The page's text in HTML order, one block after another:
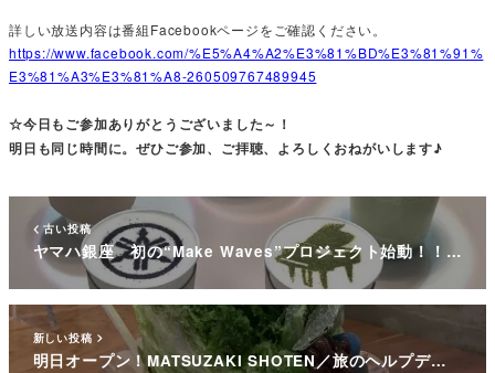
詳しい放送内容は番組Facebookページをご確認ください。
https://www.facebook.com/%E5%A4%A2%E3%81%BD%E3%81%91%
E3%81%A3%E3%81%A8-260509767489945
☆今日もご参加ありがとうございました～！
明日も同じ時間に。ぜひご参加、ご拝聴、よろしくおねがいします♪
古い投稿
ヤマハ銀座 初の“Make Waves”プロジェクト始動！！…
新しい投稿
明日オープン！MATSUZAKI SHOTEN／旅のヘルプデ…